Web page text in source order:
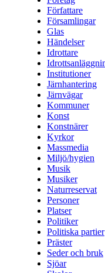
Författare
Församlingar
Glas
Händelser
Idrottare
Institutioner
Järnhantering
Järnvägar
Kommuner
Konst
Konstnärer
Kyrkor
Massmedia
Miljö/hygien
Musik
Musiker
Naturreservat
Personer
Platser
Politiker
Politiska partier
Präster
Seder och bruk
Sjöar